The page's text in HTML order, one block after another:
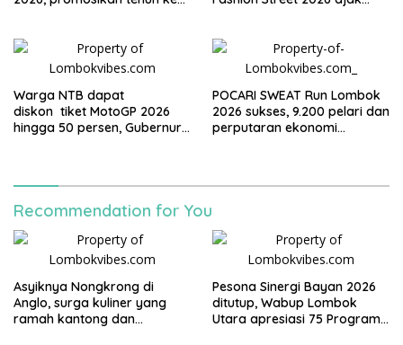
Warga NTB dapat
diskon tiket MotoGP 2026
hingga 50 persen, Gubernur
POCARI SWEAT Run Lombok
2026 sukses, 9.200 pelari dan
perputaran ekonomi
Recommendation for You
Asyiknya Nongkrong di
Anglo, surga kuliner yang
ramah kantong dan
Pesona Sinergi Bayan 2026
ditutup, Wabup Lombok
Utara apresiasi 75 Program